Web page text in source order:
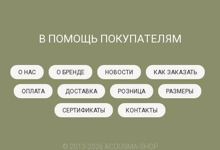
В ПОМОЩЬ ПОКУПАТЕЛЯМ
О НАС О БРЕНДЕ НОВОСТИ КАК ЗАКАЗАТЬ
ОПЛАТА ДОСТАВКА РОЗНИЦА РАЗМЕРЫ
СЕРТИФИКАТЫ КОНТАКТЫ
© 2013-2026 ACOUSMA-SHOP